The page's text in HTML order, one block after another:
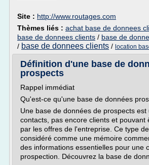
Site : http://www.routages.com
Thèmes liés : achat base de donnees
base de donnees clients / base de
/ base de donnees clients / location
Définition d'une base de
prospects
Rappel immédiat
Qu'est-ce qu'une base de données
Une base de données de prospects
contacts, pas encore clients et pouvant
par les offres de l'entreprise. Ce type
considéré comme une mémoire
des informations essentielles pour une
prospection. Découvrez la base de